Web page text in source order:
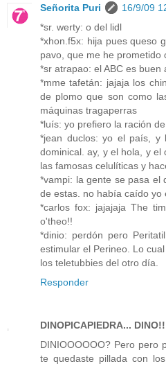
Señorita Puri
16/9/09
*sr. werty: o del lidl
*xhon.f5x: hija pues queso
pavo, que me he prometido
*sr atrapao: el ABC es buen
*mme tafetán: jajaja los
de plomo que son como
máquinas tragaperras
*luís: yo prefiero la ración
*jean duclos: yo el país, y
dominical. ay, y el hola, y
las famosas celulíticas y
*vampi: la gente se pasa el
de estas. no había caído yo
*carlos fox: jajajaja The
o'theo!!
*dinio: perdón pero
estimular el Perineo. Lo
los teletubbies del otro día.
Responder
DINOPICAPIEDRA...
DINIOOOOOO? Pero pero
te quedaste pillada con